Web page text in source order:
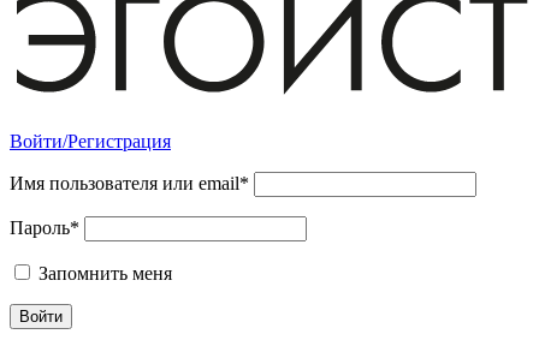
Войти/Регистрация
Имя пользователя или email*
Пароль*
Запомнить меня